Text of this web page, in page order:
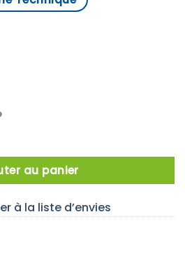
DURAN™ Flacon de
au panier
à la liste d’envies